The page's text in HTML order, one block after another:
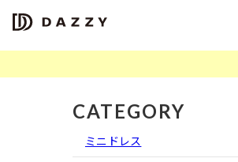
CATEGORY
ミニドレス